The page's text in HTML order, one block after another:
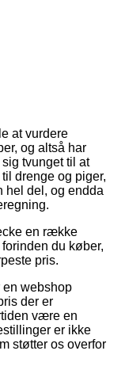
at vurdere
og altså har
tvunget til at
drenge og piger,
hel del, og endda
en række
du køber,
pris.
webshop
der er
være en
er ikke
støtter os overfor